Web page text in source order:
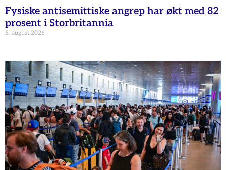
Fysiske antisemittiske angrep har økt med 82
prosent i Storbritannia
5. august 2026